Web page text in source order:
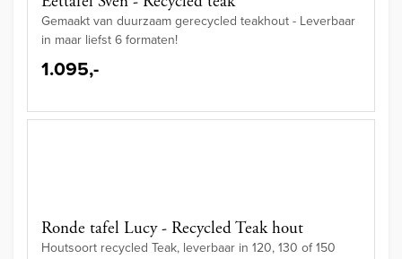
Gemaakt van duurzaam gerecycled teakhout - Leverbaar
in maar liefst 6 formaten!
1.095,-
Ronde tafel Lucy - Recycled Teak hout
Houtsoort recycled Teak, leverbaar in 120, 130 of 150